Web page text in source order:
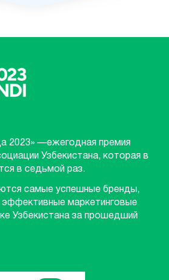
2023» —ежегодная премия
Узбекистана, которая в
в седьмой раз.
самые успешные бренды,
маркетинговые
Узбекистана за прошедший